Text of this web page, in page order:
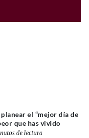
el “mejor día de
que has vivido
de lectura